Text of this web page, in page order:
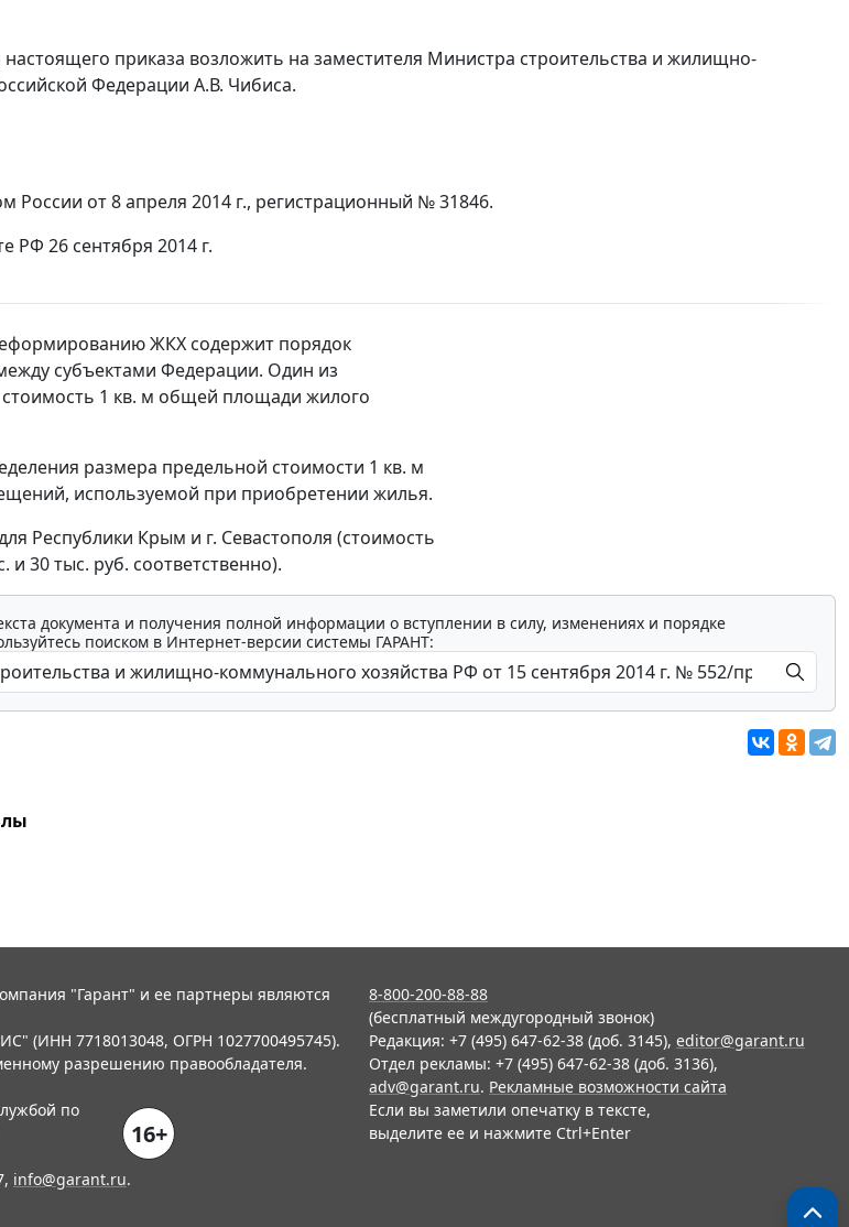
приказа возложить на заместителя Министра строительства и жилищно-
Федерации А.В. Чибиса.
России от 8 апреля 2014 г., регистрационный № 31846.
РФ 26 сентября 2014 г.
ЖКХ содержит порядок
субъектами Федерации. Один из
1 кв. м общей площади жилого
размера предельной стоимости 1 кв. м
используемой при приобретении жилья.
Республики Крым и г. Севастополя (стоимость
и 30 тыс. руб. соответственно).
документа и получения полной информации о вступлении в силу, изменениях и порядке
поиском в Интернет-версии системы ГАРАНТ:
"Гарант" и ее партнеры являются
(ИНН 7718013048, ОГРН 1027700495745).
разрешению правообладателя.
по
16+
info@garant.ru.
8-800-200-88-88
(бесплатный междугородный звонок)
Редакция: +7 (495) 647-62-38 (доб. 3145), editor@garant.ru
Отдел рекламы: +7 (495) 647-62-38 (доб. 3136),
adv@garant.ru. Рекламные возможности сайта
Если вы заметили опечатку в тексте,
выделите ее и нажмите Ctrl+Enter